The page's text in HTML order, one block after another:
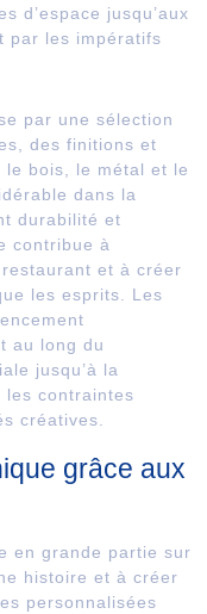
d’espace jusqu’aux
par les impératifs
par une sélection
des finitions et
le bois, le métal et le
dans la
durabilité et
contribue à
et à créer
les esprits. Les
au long du
jusqu’à la
les contraintes
créatives.
grâce aux
en grande partie sur
histoire et à créer
personnalisées